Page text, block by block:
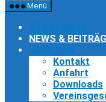
Menü
STARTSEITE
NEWS &
ÜBER UNS
Kontakt
Anfahrt
Downloads